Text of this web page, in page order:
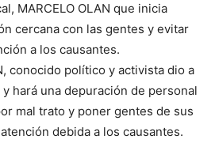
MARCELO OLAN que inicia
cercana con las gentes y evitar
a los causantes.
conocido político y activista dio a
hará una depuración de personal
mal trato y poner gentes de sus
debida a los causantes.